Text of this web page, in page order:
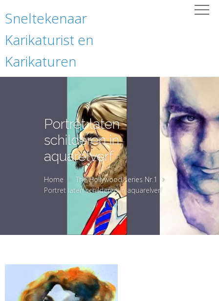
Sneltekenaar
Karikaturist en
Karikaturen
Portret laten
schilderen in
aquarelverf
Home
The Hollywood series Nr.1
Portret laten schilderen in aquarelverf